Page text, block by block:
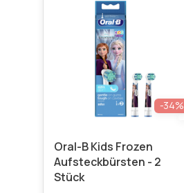
-34%
Oral-B Kids Frozen
Aufsteckbürsten - 2
Stück